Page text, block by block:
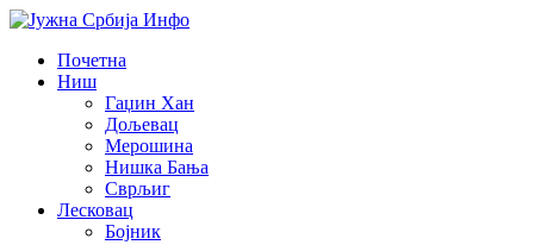
Почетна
Ниш
Гаџин Хан
Дољевац
Мерошина
Нишка Бања
Сврљиг
Лесковац
Бојник